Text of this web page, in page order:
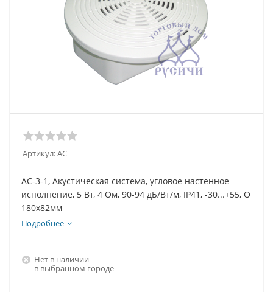
Артикул:АС
АС-3-1, Акустическая система, угловое настенное
исполнение, 5 Вт, 4 Ом, 90-94 дБ/Вт/м, IP41, -30...+55, O
180х82мм
Подробнее
Нет в наличии
в выбранном городе